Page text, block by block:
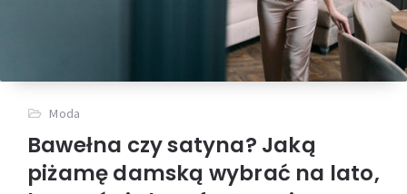
Moda
Bawełna czy satyna? Jaką
piżamę damską wybrać na lato,